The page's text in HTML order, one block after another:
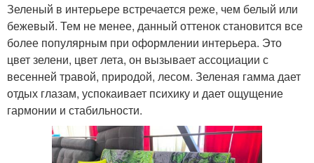
Зеленый в интерьере встречается реже, чем белый или
бежевый. Тем не менее, данный оттенок становится все
более популярным при оформлении интерьера. Это
цвет зелени, цвет лета, он вызывает ассоциации с
весенней травой, природой, лесом. Зеленая гамма дает
отдых глазам, успокаивает психику и дает ощущение
гармонии и стабильности.